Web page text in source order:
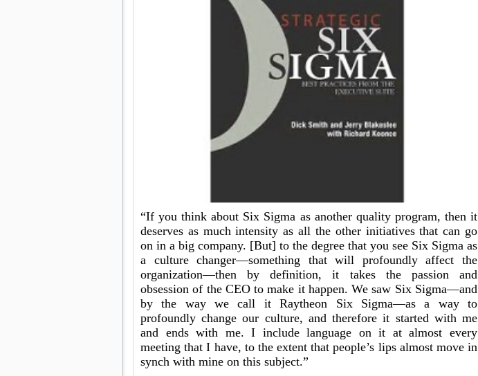
“If you think about Six Sigma as another quality program, then it
deserves as much intensity as all the other initiatives that can go
on in a big company. [But] to the degree that you see Six Sigma as
a culture changer—something that will profoundly affect the
organization—then by definition, it takes the passion and
obsession of the CEO to make it happen. We saw Six Sigma—and
by the way we call it Raytheon Six Sigma—as a way to
profoundly change our culture, and therefore it started with me
and ends with me. I include language on it at almost every
meeting that I have, to the extent that people’s lips almost move in
synch with mine on this subject.”